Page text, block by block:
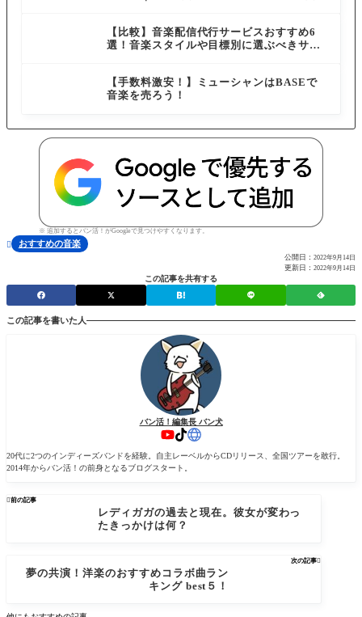
【比較】音楽配信代行サービスおすすめ6
選！音楽スタイルや目標別に選ぶべきサー
【手数料激安！】ミューシャンはBASEで
音楽を売ろう！
※ 追加するとバン活！がGoogleで見つけやすくなります。
 おすすめの音楽
公開日： 2022年9月14日
更新日： 2022年9月14日
この記事を共有する
この記事を書いた人
バン活！編集長 バン犬
20代に2つのインディーズバンドを経験。自主レーベルからCDリリース、全国ツアーを敢行。
2014年からバン活！の前身となるブログスタート。
前の記事
レディガガの過去と現在。彼女が変わっ
たきっかけは何？
次の記事
夢の共演！洋楽のおすすめコラボ曲ラン
キング best５！